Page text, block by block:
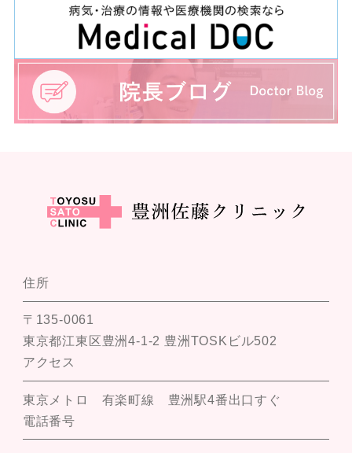
住所
〒135-0061
東京都江東区豊洲4-1-2 豊洲TOSKビル502
アクセス
東京メトロ 有楽町線 豊洲駅4番出口すぐ
電話番号